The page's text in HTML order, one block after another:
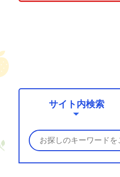
サイト内検索